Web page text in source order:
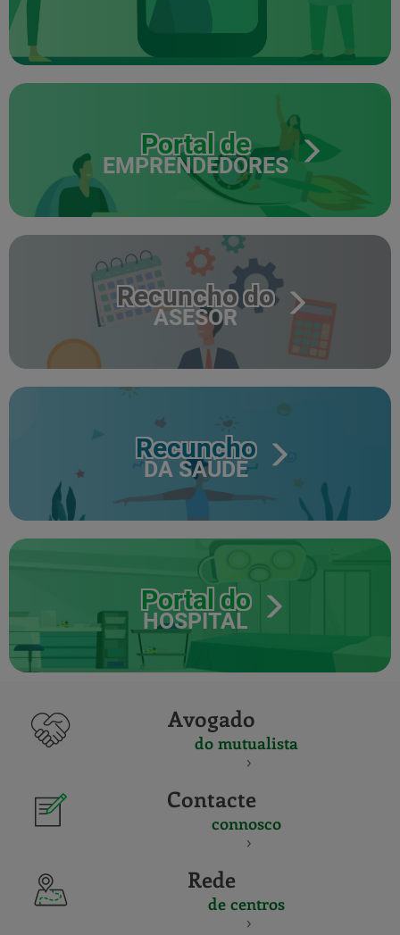
Portal de
EMPRENDEDORES
Recuncho do
ASESOR
Recuncho
DA SAÚDE
Portal do
HOSPITAL
Avogado
do mutualista
Contacte
connosco
Rede
de centros